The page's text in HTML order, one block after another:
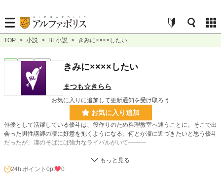
TOP > 小説 > BL小説 > きみに××××したい
完結 短編 きみに××××したい
まつも☆きらら
お気に入りに追加して更新通知を受け取ろう
お気に入り追加
俳優として活躍している優斗は、役作りのため料理教室へ通うことに。そこで出
会った男性講師の凜に好意を抱くようになる。何とか凜に近づきたいと思う優斗
だったが、凜のそばには強力なライバルがいて―――
228,783 位 / 228,783 件
24h.ポイント 0pt
0